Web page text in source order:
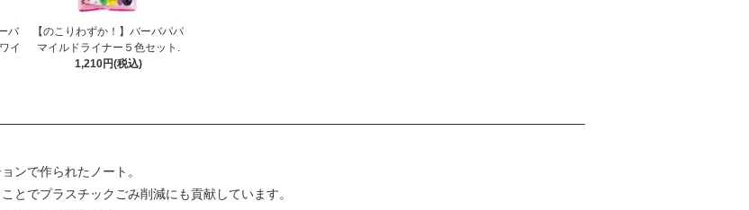
バ
イ
【のこりわずか！】バーバパパ
マイルドライナー５色セット.
1,210円(税込)
ンで作られたノート。
とでプラスチックごみ削減にも貢献しています。